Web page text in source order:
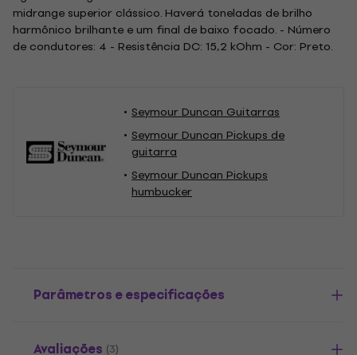
midrange superior clássico. Haverá toneladas de brilho
harmônico brilhante e um final de baixo focado. - Número
de condutores: 4 - Resistência DC: 15,2 kOhm - Cor: Preto.
Seymour Duncan Guitarras
Seymour Duncan Pickups de
guitarra
Seymour Duncan Pickups
humbucker
Parâmetros e especificações
Avaliações (3)